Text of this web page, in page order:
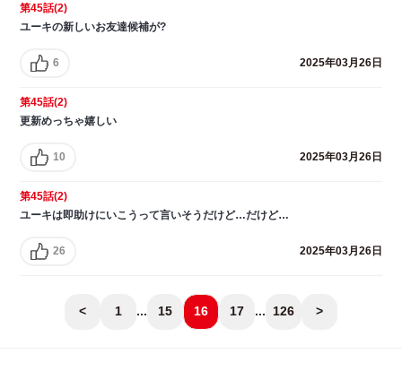
第45話(2)
ユーキの新しいお友達候補が?
6 2025年03月26日
第45話(2)
更新めっちゃ嬉しい
10 2025年03月26日
第45話(2)
ユーキは即助けにいこうって言いそうだけど…だけど…
26 2025年03月26日
< 1 ... 15 16 17 ... 126 >